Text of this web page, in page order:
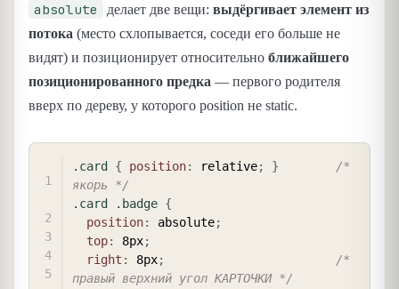
absolute делает две вещи: выдёргивает элемент из
потока (место схлопывается, соседи его больше не
видят) и позиционирует относительно ближайшего
позиционированного предка — первого родителя
вверх по дереву, у которого position не static.
.card { position: relative; }
/*
якорь */
.card .badge {
position: absolute;
top: 8px;
right : 8px;
/*
правый верхний угол КАРТОЧКИ */
COPY